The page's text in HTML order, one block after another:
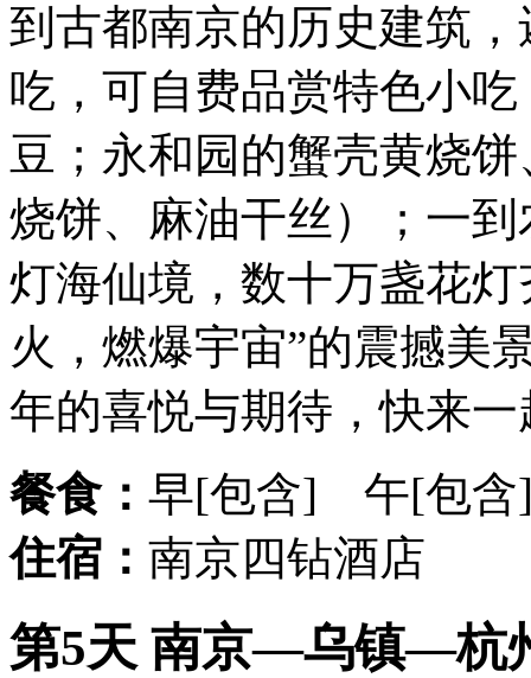
到古都南京的历史建筑
吃，可自费品赏特色小
豆；永和园的蟹壳黄烧
烧饼、麻油干丝）；一
灯海仙境，数十万盏花
火，燃爆宇宙”的震撼美
年的喜悦与期待，快来
餐食： 早[包含] 午[包
住宿： 南京四钻酒店
第5天 南京—乌镇—杭